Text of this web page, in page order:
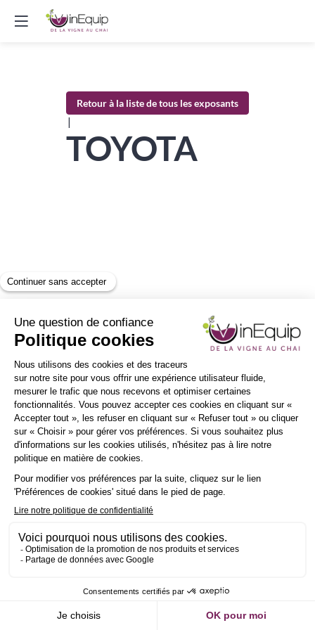
Retour à la liste de tous les exposants
|
TOYOTA
INSCRIPTIONNEWSLETTER